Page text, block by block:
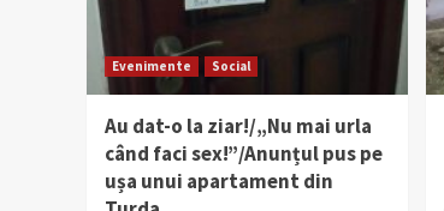
Evenimente Social
Au dat-o la ziar!/„Nu mai urla
când faci sex!”/Anunțul pus pe
ușa unui apartament din